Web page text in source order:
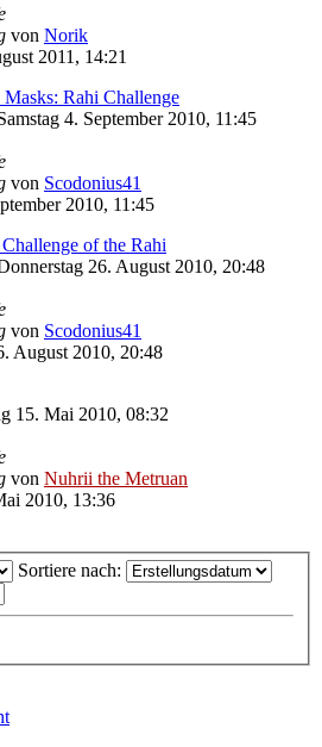
von Norik
2011, 14:21
Rahi Challenge
4. September 2010, 11:45
von Scodonius41
2010, 11:45
of the Rahi
26. August 2010, 20:48
von Scodonius41
August 2010, 20:48
15. Mai 2010, 08:32
von Nuhrii the Metruan
2010, 13:36
Sortiere nach: